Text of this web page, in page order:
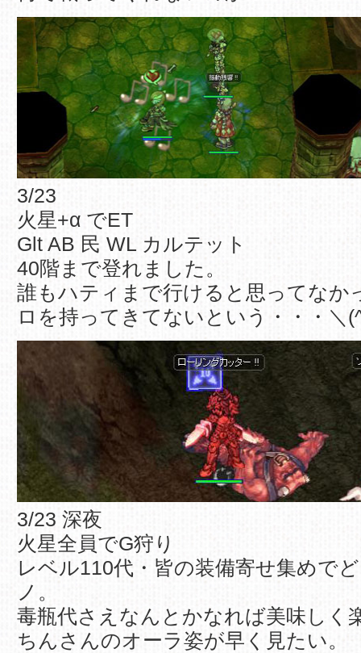
3/23
火星+α でET
Glt AB 民 WL カルテット
40階まで登れました。
誰もハティまで行けると思ってなか
ロを持ってきてないという・・・＼
3/23 深夜
火星全員でG狩り
レベル110代・皆の装備寄せ集めで
ノ。
毒瓶代さえなんとかなれば美味しく
ちんさんのオーラ姿が早く見たい。